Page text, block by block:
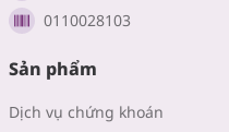
0110028103
Sản phẩm
Dịch vụ chứng khoán